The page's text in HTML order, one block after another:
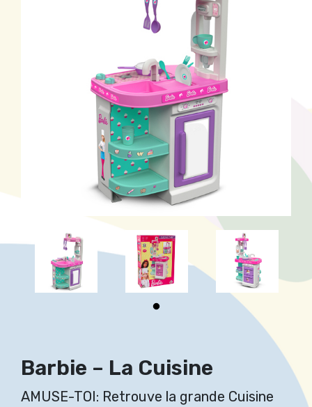
Barbie – La Cuisine
AMUSE-TOI: Retrouve la grande Cuisine